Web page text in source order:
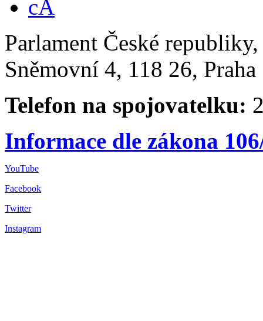
Parlament České
Sněmovní 4, 118 26,
Telefon na spojovatelku:
Informace dle zákona
YouTube
Facebook
Twitter
Instagram